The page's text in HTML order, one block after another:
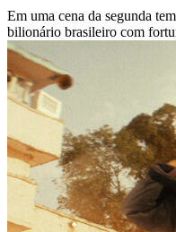
Em uma cena da segunda
bilionário brasileiro com